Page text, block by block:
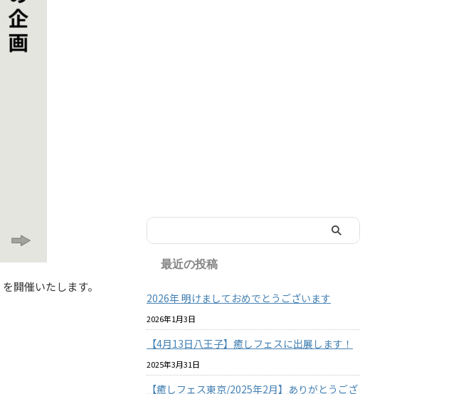
開催いたします。
最近の投稿
2026年 明けましておめでとうございます
2026年1月3日
【4月13日八王子】癒しフェスに出展します！
2025年3月31日
【癒しフェス東京/2025年2月】ありがとうござ